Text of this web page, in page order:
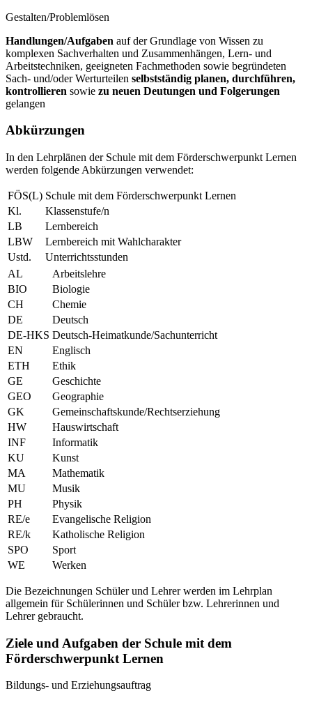
Gestalten/Problemlösen
Handlungen/Aufgaben auf der Grundlage von Wissen zu
komplexen Sachverhalten und Zusammenhängen, Lern- und
Arbeitstechniken, geeigneten Fachmethoden sowie begründeten
Sach- und/oder Werturteilen selbstständig planen, durchführen,
kontrollieren sowie zu neuen Deutungen und Folgerungen
gelangen
Abkürzungen
In den Lehrplänen der Schule mit dem Förderschwerpunkt Lernen
werden folgende Abkürzungen verwendet:
FÖS(L) Schule mit dem Förderschwerpunkt Lernen
Kl.
Klassenstufe/n
LB
Lernbereich
LBW
Lernbereich mit Wahlcharakter
Ustd.
Unterrichtsstunden
AL
Arbeitslehre
BIO
Biologie
CH
Chemie
DE
Deutsch
DE-HKS Deutsch-Heimatkunde/Sachunterricht
EN
Englisch
ETH
Ethik
GE
Geschichte
GEO
Geographie
GK
Gemeinschaftskunde/Rechtserziehung
HW
Hauswirtschaft
INF
Informatik
KU
Kunst
MA
Mathematik
MU
Musik
PH
Physik
RE/e
Evangelische Religion
RE/k
Katholische Religion
SPO
Sport
WE
Werken
Die Bezeichnungen Schüler und Lehrer werden im Lehrplan
allgemein für Schülerinnen und Schüler bzw. Lehrerinnen und
Lehrer gebraucht.
Ziele und Aufgaben der Schule mit dem
Förderschwerpunkt Lernen
Bildungs- und Erziehungsauftrag